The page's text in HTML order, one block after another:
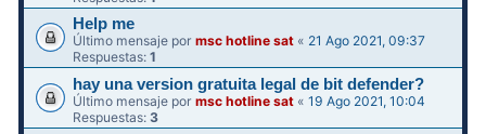
Help me
Último mensaje pormsc hotline sat « 21 Ago 2021, 09:37
Respuestas:1
hay una version gratuita legal de bit defender?
Último mensaje pormsc hotline sat «19 Ago 2021, 10:04
Respuestas:3